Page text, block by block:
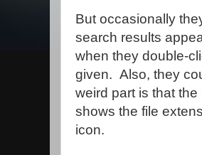
But occasionally
search results
when they double-
given. Also, they
weird part is that
shows the file
icon.